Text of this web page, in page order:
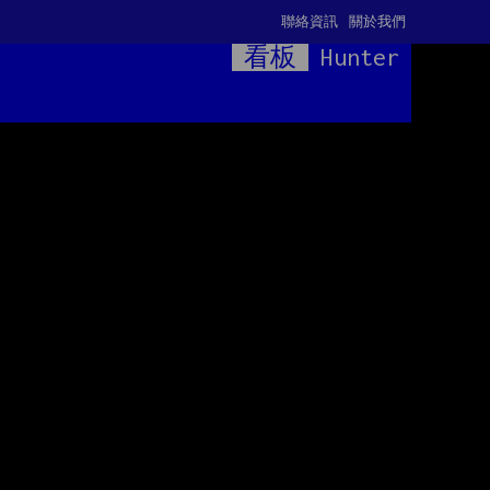
關於我們
聯絡資訊
看板
Hunter